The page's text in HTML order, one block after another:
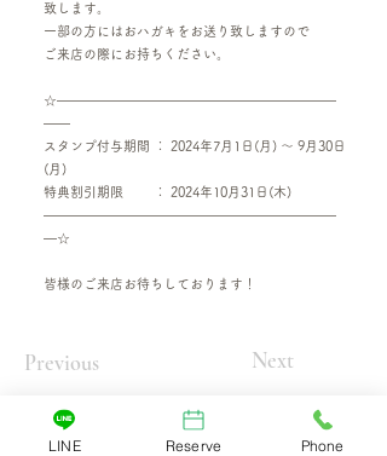
致します。
一部の方にはおハガキをお送り致しますので
ご来店の際にお持ちください。
☆―――――――――――――――――――――
――
スタンプ付与期間 ： 2024年7月1日(月) ～ 9月30日
(月)
特典割引期限 ： 2024年10月31日(木)
――――――――――――――――――――――
―☆
皆様のご来店お待ちしております！
Previous Next
LINE Reserve Phone